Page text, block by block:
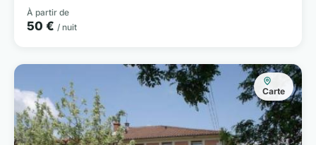
À partir de
50 € / nuit
Carte